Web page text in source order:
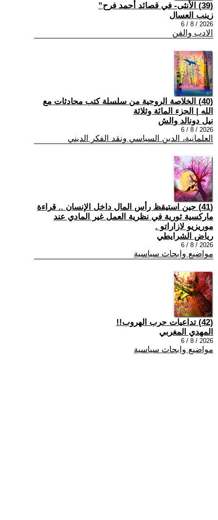
(39) الأنثى- في قصائد أحمد فرح”
زينب العسال
2026 / 8 / 6
الادب والفن
(40) الخلاصة الروحية من سلسلة كتب محادثات مع
الله | الجزء المائة وثلاثة
نيل دونالد والش
2026 / 8 / 6
العلمانية، الدين السياسي ونقد الفكر الديني
(41) حين استيقظ رأس المال داخل الإنسان .. قراءة
ماركسية ثورية في نظرية العمل غير المادي عند
موريزيو لازاراتو .
رياض الشرايطي
2026 / 8 / 6
مواضيع وابحاث سياسية
(42) تداعيات حرب الهروب!!
المهدي المغربي
2026 / 8 / 6
مواضيع وابحاث سياسية